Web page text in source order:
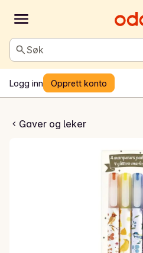
Søk
Logg inn Opprett konto
Gaver og leker